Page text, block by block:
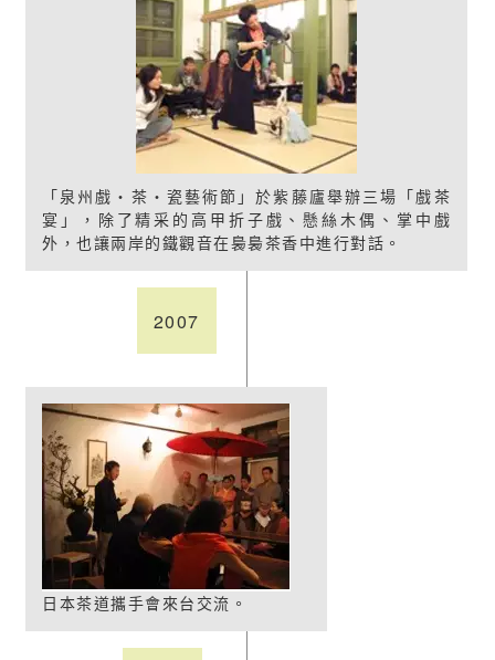
「泉州戲‧茶‧瓷藝術節」於紫藤廬舉辦三場「戲茶
宴」，除了精采的高甲折子戲、懸絲木偶、掌中戲
外，也讓兩岸的鐵觀音在裊裊茶香中進行對話。
2007
日本茶道攜手會來台交流。